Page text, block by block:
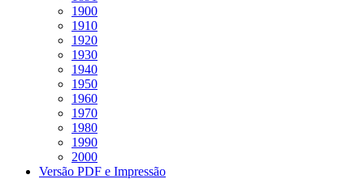
1900
1910
1920
1930
1940
1950
1960
1970
1980
1990
2000
Versão PDF e Impressão